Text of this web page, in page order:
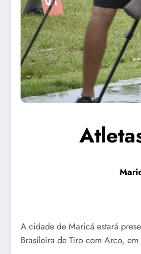
A cidade de Maricá estará
Brasileira de Tiro com Arco,